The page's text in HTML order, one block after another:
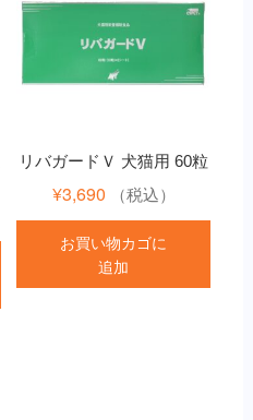
リバガードＶ 犬猫用 60粒
¥3,690 （税込）
お買い物カゴに
追加